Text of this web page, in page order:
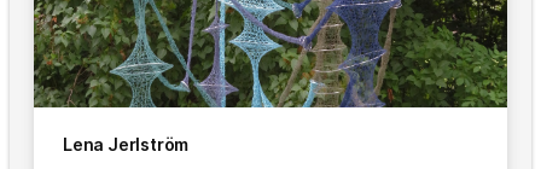
Lena Jerlström